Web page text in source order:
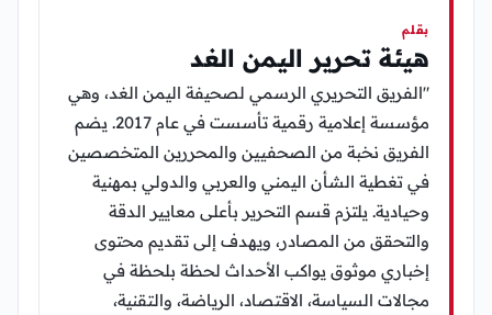
بقلم
هيئة تحرير اليمن الغد
"الفريق التحريري الرسمي لصحيفة اليمن الغد، وهي
مؤسسة إعلامية رقمية تأسست في عام 2017. يضم
الفريق نخبة من الصحفيين والمحررين المتخصصين
في تغطية الشأن اليمني والعربي والدولي بمهنية
وحيادية. يلتزم قسم التحرير بأعلى معايير الدقة
والتحقق من المصادر، ويهدف إلى تقديم محتوى
إخباري موثوق يواكب الأحداث لحظة بلحظة في
مجالات السياسة، الاقتصاد، الرياضة، والتقنية،